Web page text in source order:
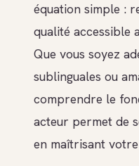
équation simple :
qualité accessible
Que vous soyez
sublinguales ou
comprendre le
acteur permet de
en maîtrisant